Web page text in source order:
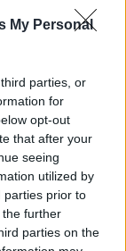
My Personal
parties, or
for
opt-out
that after your
seeing
utilized by
parties prior to
further
parties on the
sulle
accesso
Le
dei